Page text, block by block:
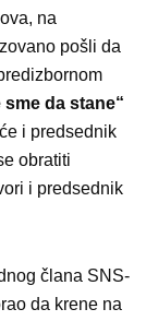
na
pošli da
da stane“
i predsednik
obratiti
i predsednik
člana SNS-
da krene na